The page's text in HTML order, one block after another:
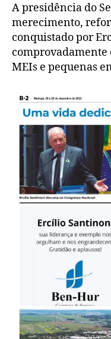
A presidência do
merecimento,
conquistado por
comprovadamente
MEIs e pequenas